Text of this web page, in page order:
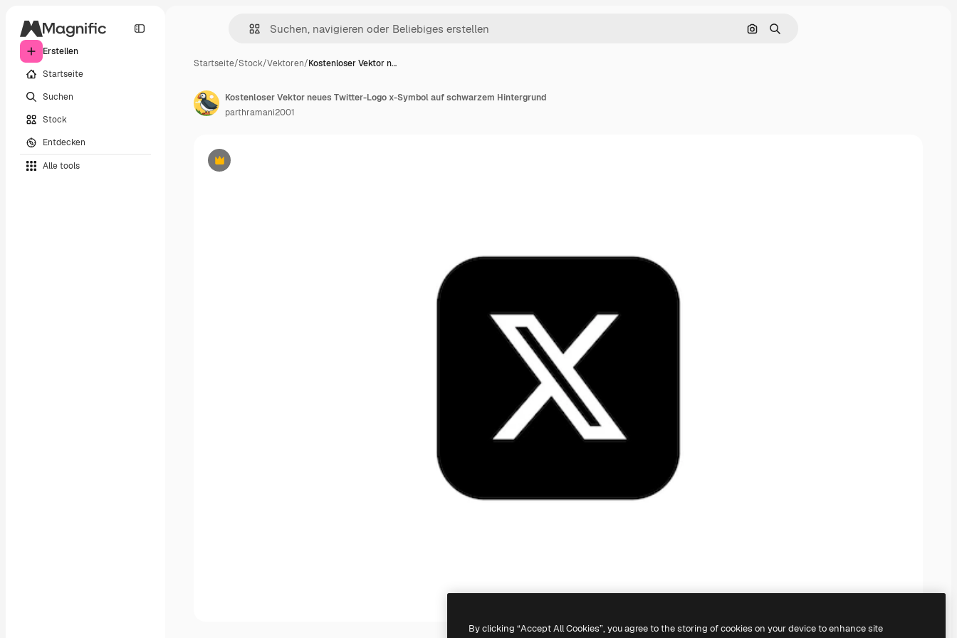
Erstellen
Startseite
Suchen
Stock
Entdecken
Alle tools
Nach Bild suchen
Suchen
Startseite/Stock/Vektoren/Kostenloser Vektor n…
Premium
Kostenloser Vektor neues Twitter-Logo x-Symbol auf schwarzem Hintergrund
parthramani2001
By clicking “Accept All Cookies”, you agree to the storing of cookies on your device to enhance site